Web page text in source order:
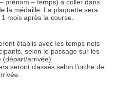
prénom – temps) à coller dans
la médaille. La plaquette sera
mois après la course.
établis avec les temps nets
selon le passage sur les
arrivée).
seront classés selon l’ordre de